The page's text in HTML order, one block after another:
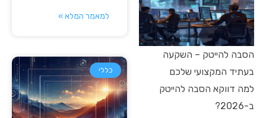
הסבה להייטק – השקעה
בעתיד המקצועי שלכם
למה דווקא הסבה להייטק
ב-2026?
למאמר המלא »
כללי